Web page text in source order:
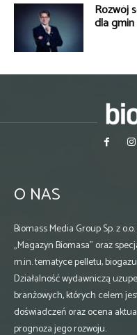
Rozwój
dla gmin
O NAS
Biomass Media Group Sp. z
„Magazyn Biomasa” oraz
m.in. tematyce pelletu,
Działalność wydawniczą
branżowych, których celem
doświadczeń oraz ocena
prognoza jego rozwoju.